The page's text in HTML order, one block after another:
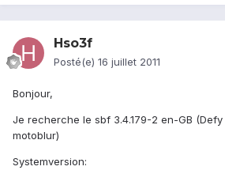
Hso3f
Posté(e) 16 juillet 2011
Bonjour,
Je recherche le sbf 3.4.179-2 en-GB
motoblur)
Systemversion: